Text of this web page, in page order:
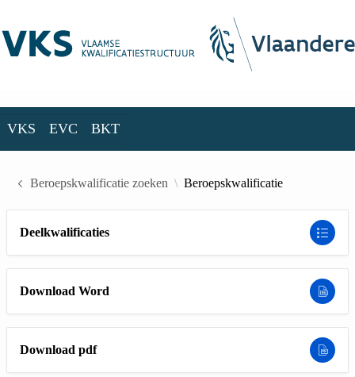
VKS EVC BKT
Beroepskwalificatie zoeken Beroepskwalificatie
Deelkwalificaties
Download Word
Download pdf